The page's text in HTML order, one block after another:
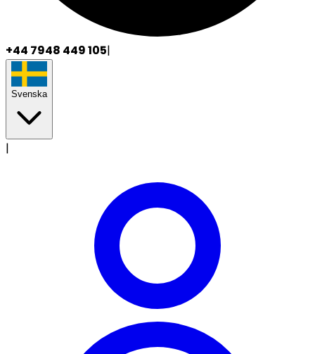
+44 7948 449 105|
Svenska
|